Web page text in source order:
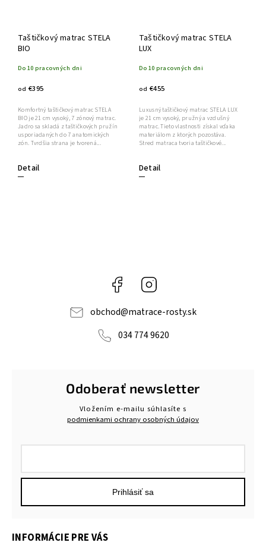
Taštičkový matrac STELA
BIO
Do 10 pracovných dni
od €395
Detail
Komfortný taštičkový matrac STELA
BIO je 21 cm vysoký, 7 zónový matrac.
Jadro sa skladá z taštičkových pružín
usporiadaných do 7 anatomických
zón. Tvrdšia strana je tvorená...
Taštičkový matrac STELA
LUX
Do 10 pracovných dni
od €455
Detail
Luxusný taštičkový matrac STELA LUX
je 21 cm vysoký, pružný a vzdušný
matrac. Tieto vlastnosti získal vďaka
materiálom z ktorých pozostáva.
Stred matraca tvoria taštičkové...
Facebook
obchod@matrace-rosty.sk
034 774 9620
Odoberať newsletter
Vložením e-mailu súhlasíte s
podmienkami ochrany osobných údajov
Prihlásiť sa
INFORMÁCIE PRE VÁS